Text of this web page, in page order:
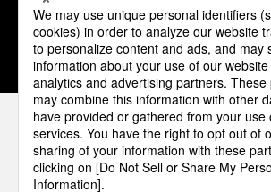
1 2 3 4 5
パナソニックの電気設備 SNS